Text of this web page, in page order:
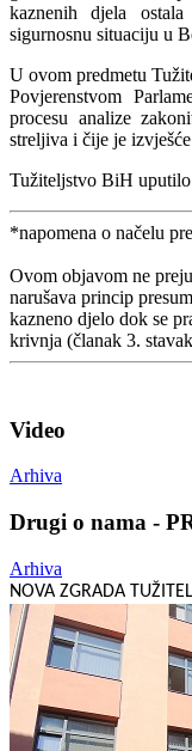
kaznenih djela
sigurnosnu situaciju u
U ovom predmetu
Povjerenstvom
procesu analize
streljiva i čije je
Tužiteljstvo BiH
*napomena o načelu
Ovom objavom ne
narušava princip
kazneno djelo dok se
krivnja (članak 3.
Video
Arhiva
Drugi o nama -
Arhiva
NOVA ZGRADA